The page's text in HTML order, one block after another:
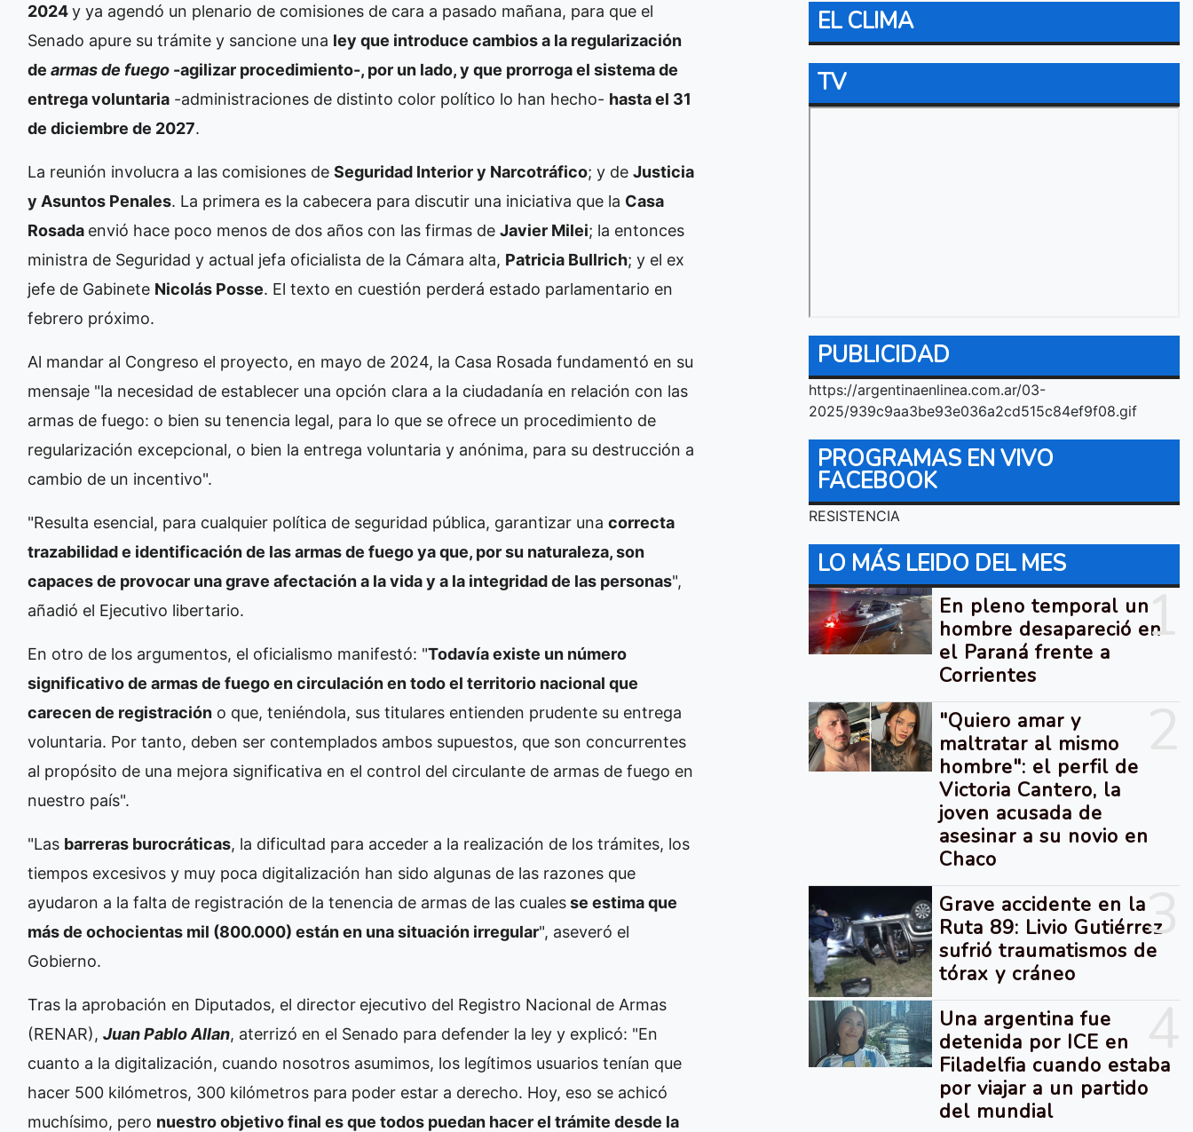
2024y ya agendó un plenario de comisiones de cara a pasado mañana, para que el
Senado apure su trámite y sancione una ley que introduce cambios a la regularización
de armas de fuego -agilizar procedimiento-, por un lado, y que prorroga el sistema de
entrega voluntaria -administraciones de distinto color político lo han hecho- hasta el 31
de diciembre de 2027.
La reunión involucra a las comisiones de Seguridad Interior y Narcotráfico; y de Justicia
y Asuntos Penales. La primera es la cabecera para discutir una iniciativa que la Casa
Rosada envió hace poco menos de dos años con las firmas de Javier Milei; la entonces
ministra de Seguridad y actual jefa oficialista de la Cámara alta, Patricia Bullrich; y el ex
jefe de Gabinete Nicolás Posse. El texto en cuestión perderá estado parlamentario en
febrero próximo.
Al mandar al Congreso el proyecto, en mayo de 2024, la Casa Rosada fundamentó en su
mensaje "la necesidad de establecer una opción clara a la ciudadanía en relación con las
armas de fuego: o bien su tenencia legal, para lo que se ofrece un procedimiento de
regularización excepcional, o bien la entrega voluntaria y anónima, para su destrucción a
cambio de un incentivo".
"Resulta esencial, para cualquier política de seguridad pública, garantizar una correcta
trazabilidad e identificación de las armas de fuego ya que, por su naturaleza, son
capaces de provocar una grave afectación a la vida y a la integridad de las personas",
añadió el Ejecutivo libertario.
En otro de los argumentos, el oficialismo manifestó: "Todavía existe un número
significativo de armas de fuego en circulación en todo el territorio nacional que
carecen de registración o que, teniéndola, sus titulares entienden prudente su entrega
voluntaria. Por tanto, deben ser contemplados ambos supuestos, que son concurrentes
al propósito de una mejora significativa en el control del circulante de armas de fuego en
nuestro país".
"Las barreras burocráticas, la dificultad para acceder a la realización de los trámites, los
tiempos excesivos y muy poca digitalización han sido algunas de las razones que
ayudaron a la falta de registración de la tenencia de armas de las cualesse estima que
más de ochocientas mil (800.000) están en una situación irregular", aseveró el
Gobierno.
Tras la aprobación en Diputados, el director ejecutivo del Registro Nacional de Armas
(RENAR), Juan Pablo Allan, aterrizó en el Senado para defender la ley y explicó: "En
cuanto a la digitalización, cuando nosotros asumimos, los legítimos usuarios tenían que
hacer 500 kilómetros, 300 kilómetros para poder estar a derecho. Hoy, eso se achicó
muchísimo, pero nuestro objetivo final es que todos puedan hacer el trámite desde la
EL CLIMA
TV
PUBLICIDAD
https://argentinaenlinea.com.ar/03-
2025/939c9aa3be93e036a2cd515c84ef9f08.gif
PROGRAMAS EN VIVO
FACEBOOK
RESISTENCIA
LO MÁS LEIDO DEL MES
1
En pleno temporal un
hombre desapareció en
el Paraná frente a
Corrientes
"Quiero amar y
maltratar al mismo
hombre": el perfil de
Victoria Cantero, la
joven acusada de
asesinar a su novio en
Chaco
3
Grave accidente en la
Ruta 89: Livio Gutiérrez
sufrió traumatismos de
tórax y cráneo
Una argentina fue
detenida por ICE en
Filadelfia cuando estaba
por viajar a un partido
del mundial